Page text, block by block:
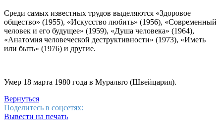
Среди самых известных трудов выделяются «Здоровое
общество» (1955), «Искусство любить» (1956), «Современный
человек и его будущее» (1959), «Душа человека» (1964),
«Анатомия человеческой деструктивности» (1973), «Иметь
или быть» (1976) и другие.
Умер 18 марта 1980 года в Муральто (Швейцария).
Вернуться
Поделитесь в соцсетях:
Вывести на печать